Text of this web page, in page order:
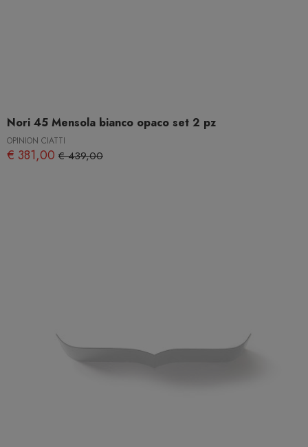
Nori 45 Mensola bianco opaco set 2 pz
OPINION CIATTI
€ 381,00 € 439,00